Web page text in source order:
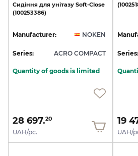
Сидіння для унітазу Soft-Close
(100253386)
Manufacturer: NOKEN
Series: ACRO COMPACT
Quantity of goods is limited
28 697.20
UAH/pc.
Series:
19
UAH/